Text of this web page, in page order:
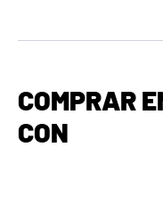
COMPRAR
CON